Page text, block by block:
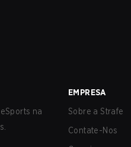
na
EMPRESA
Sobre a Strafe
Contate-Nos